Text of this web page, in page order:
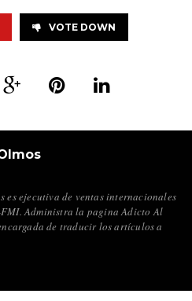
VOTE DOWN
es ejecutiva de ventas internacionales
Administra la pagina Adicto Al
de traducir los artículos a